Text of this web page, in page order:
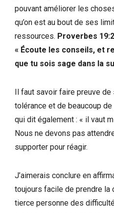
pouvant améliorer les
qu’on est au bout de ses
ressources. Proverbes
« Écoute les conseils, et
que tu sois sage dans la
Il faut savoir faire preuve de
tolérance et de beaucoup
qui dit également : « il vaut
Nous ne devons pas
supporter pour réagir.
J’aimerais conclure en
toujours facile de prendre la
tierce personne des